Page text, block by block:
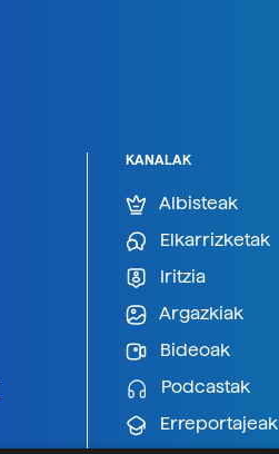
KANALAK
Albisteak
Elkarrizketak
Iritzia
Argazkiak
Bideoak
Podcastak
Erreportajeak